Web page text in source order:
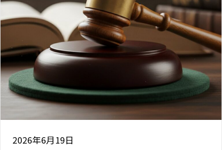
2026年6月19日